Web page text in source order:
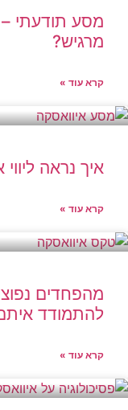
מסע תודעתי
מרגיש?
קרא עוד »
איך נראה
קרא עוד »
מהפחדים
להתמודד
קרא עוד »